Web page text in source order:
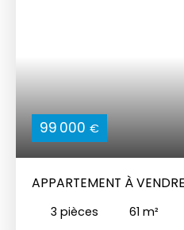
99 000 €
APPARTEMENT À
3 pièces 61 m²